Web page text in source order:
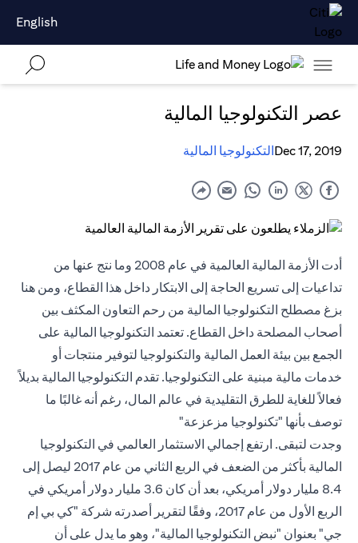
English
عصر التكنولوجيا المالية
Dec 17, 2019التكنولوجيا المالية
أدت الأزمة المالية العالمية في عام 2008 وما نتج عنها من
تداعيات إلى تسريع الحاجة إلى الابتكار داخل هذا القطاع، ومن هنا
بزغ مصطلح التكنولوجيا المالية من رحم التعاون المكثف بين
أصحاب المصلحة داخل القطاع. تعتمد التكنولوجيا المالية على
الجمع بين بيئة العمل المالية والتكنولوجيا لتوفير منتجات أو
خدمات مالية مبنية على التكنولوجيا. تقدم التكنولوجيا المالية بديلاً
فعالاً للغاية للطرق التقليدية في عالم المال، رغم أنه غالبًا ما
توصف بأنها "تكنولوجيا مزعزعة"
وجدت لتبقى. ارتفع إجمالي الاستثمار العالمي في التكنولوجيا
المالية بأكثر من الضعف في الربع الثاني من عام 2017 ليصل إلى
8.4 مليار دولار أمريكي، بعد أن كان 3.6 مليار دولار أمريكي في
الربع الأول من عام 2017، وفقًا لتقرير أصدرته شركة "كي بي إم
جي" بعنوان "نبض التكنولوجيا المالية"، وهو ما يدل على أن